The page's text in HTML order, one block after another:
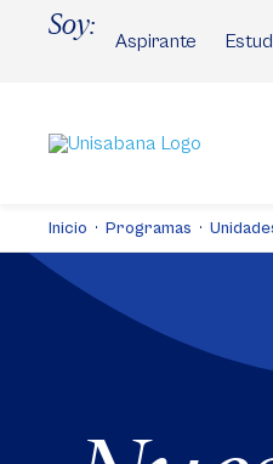
Soy:
Aspirante
Inicio Programas